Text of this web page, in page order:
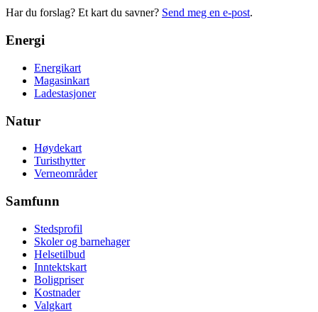
Har du forslag? Et kart du savner? Send meg en e-post.
Energi
Energikart
Magasinkart
Ladestasjoner
Natur
Høydekart
Turisthytter
Verneområder
Samfunn
Stedsprofil
Skoler og barnehager
Helsetilbud
Inntektskart
Boligpriser
Kostnader
Valgkart